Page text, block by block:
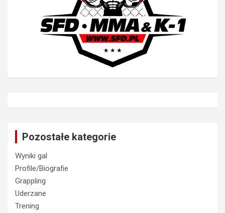
Pozostałe kategorie
Wyniki gal
Profile/Biografie
Grappling
Uderzane
Trening